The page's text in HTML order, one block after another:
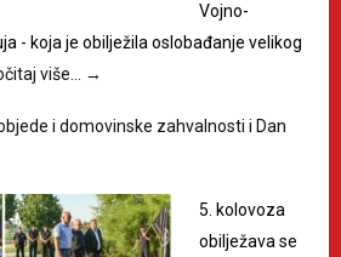
Vojno-
- koja je obilježila oslobađanje velikog
više… →
i domovinske zahvalnosti i Dan
5. kolovoza
obilježava se